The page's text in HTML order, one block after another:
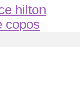
hilton
copos